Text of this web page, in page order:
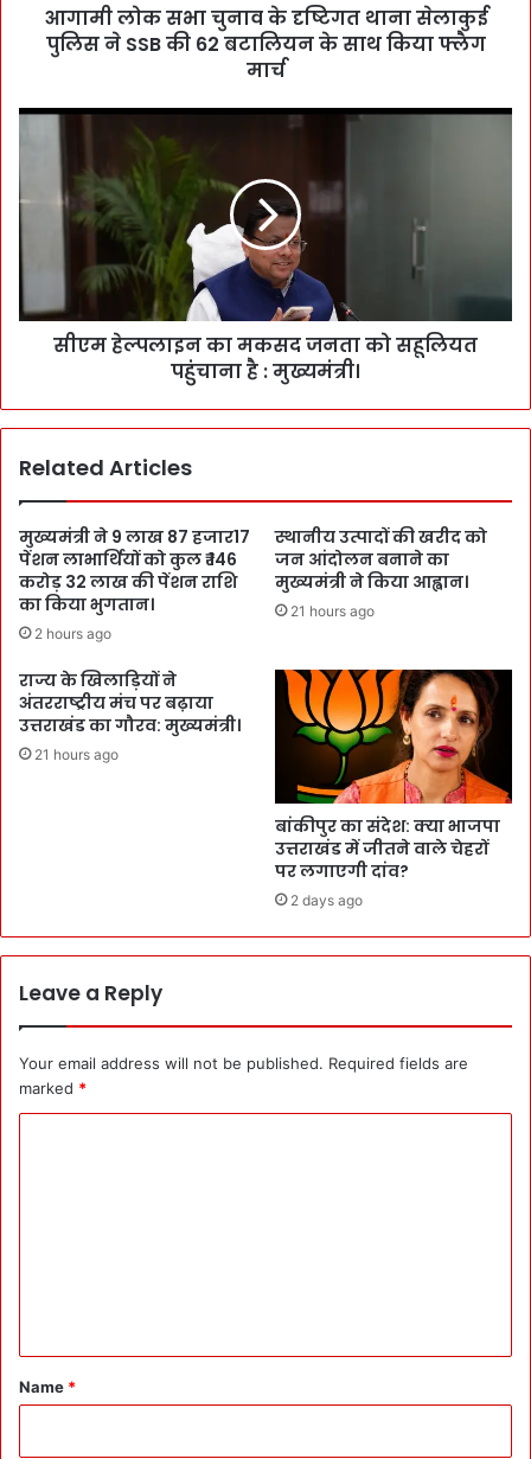
आगामी लोक सभा चुनाव के दृष्टिगत थाना सेलाकुई
पुलिस ने SSB की 62 बटालियन के साथ किया फ्लैग
मार्च
सीएम हेल्पलाइन का मकसद जनता को सहूलियत
पहुंचाना है : मुख्यमंत्री।
Related Articles
मुख्यमंत्री ने 9 लाख 87 हजार17
पेंशन लाभार्थियों को कुल ₹ 146
करोड़ 32 लाख की पेंशन राशि
का किया भुगतान।
2 hours ago
स्थानीय उत्पादों की खरीद को
जन आंदोलन बनाने का
मुख्यमंत्री ने किया आह्वान।
21 hours ago
राज्य के खिलाड़ियों ने
अंतरराष्ट्रीय मंच पर बढ़ाया
उत्तराखंड का गौरव: मुख्यमंत्री।
21 hours ago
बांकीपुर का संदेश: क्या भाजपा
उत्तराखंड में जीतने वाले चेहरों
पर लगाएगी दांव?
2 days ago
Leave a Reply
Your email address will not be published. Required fields are
marked *
*
Name *